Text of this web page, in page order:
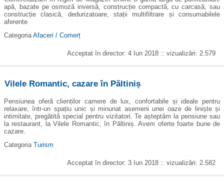
apă, bazate pe osmoză inversă, construcție compactă, cu carcasă, sau
construcție clasică, dedurizatoare, stații multifiltrare și consumabilele
aferente
Categoria Afaceri / Comerț
Acceptat în director: 4 Iun 2018 :: vizualizări: 2.579
Vilele Romantic, cazare în Păltiniș
Pensiunea oferă clienților camere de lux, confortabile și ideale pentru
relaxare, într-un spațiu unic și minunat asemeni unei oaze de liniște și
intimitate, pregătită special pentru vizitatori. Te așteptăm la pensiune sau
la restaurant, la Vilele Romantic, în Păltiniș. Avem oferte foarte bune de
cazare.
Categoria Turism
Acceptat în director: 3 Iun 2018 :: vizualizări: 2.582